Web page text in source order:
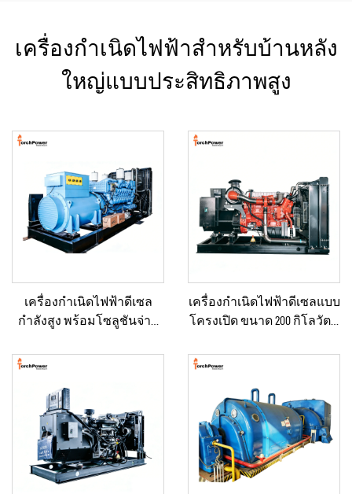
เครื่องกำเนิดไฟฟ้าสำหรับบ้านหลัง
ใหญ่แบบประสิทธิภาพสูง
เครื่องกำเนิดไฟฟ้าดีเซล
กำลังสูง พร้อมโซลูชันจ่าย
แร่/การผลิตในโรงงาน และ
เครื่องกำเนิดไฟฟ้าดีเซลแบบ
โครงเปิด ขนาด 200 กิโลวัตต์
และการจ่ายไฟฟ้าแบบคงที่